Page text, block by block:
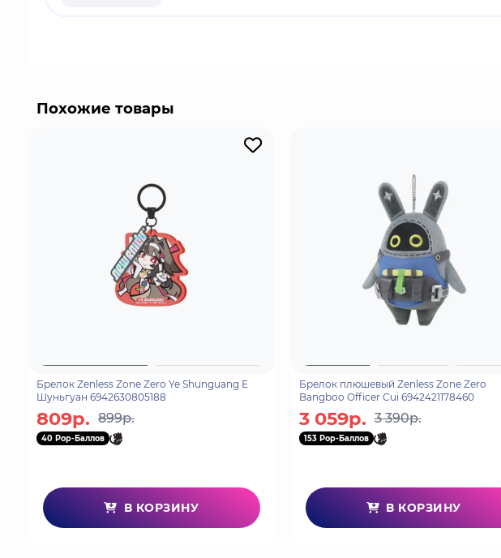
Молодой сотрудник в "Особой группе отдела угрозыска",
Impact и Honkai: Star Rail уже вызвал огромный ажиотаж в мире,
голографической наклейке на упаковке.
Похожие товары
Брелок Zenless Zone Zero Ye Shunguang Е
Шуньгуан 6942630805188
809р. 899р.
40 Pop-Баллов
В КОРЗИНУ
Брелок плюшевый Zenless Zone Zero
Bangboo Officer Cui 6942421178460
3 059р. 3 390р.
153 Pop-Баллов
В КОРЗИНУ